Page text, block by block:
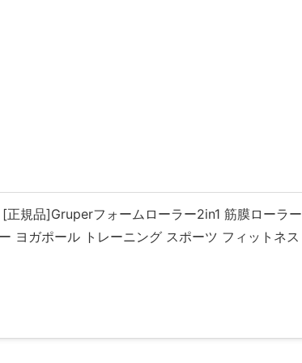
規品]Gruperフォームローラー2in1 筋膜ローラー
ヨガポール トレーニング スポーツ フィットネス